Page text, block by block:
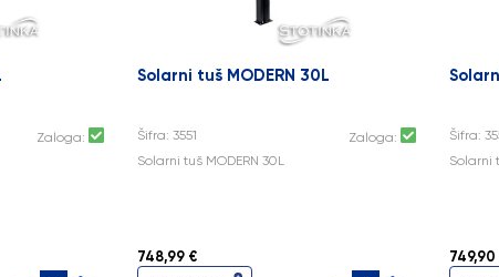
Zaloga:
Solarni tuš MODERN 30L
Šifra: 3551
Zaloga:
Solarni tuš MODERN 30L
748,99 €
Šifra:
Solarni
749,90